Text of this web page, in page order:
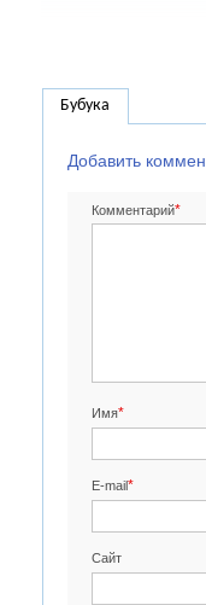
Бубука
Добавить
Комментарий*
Имя*
E-mail*
Сайт